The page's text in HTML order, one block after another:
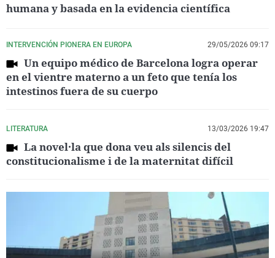
humana y basada en la evidencia científica
INTERVENCIÓN PIONERA EN EUROPA 29/05/2026 09:17
Un equipo médico de Barcelona logra operar
en el vientre materno a un feto que tenía los
intestinos fuera de su cuerpo
LITERATURA 13/03/2026 19:47
La novel·la que dona veu als silencis del
constitucionalisme i de la maternitat difícil